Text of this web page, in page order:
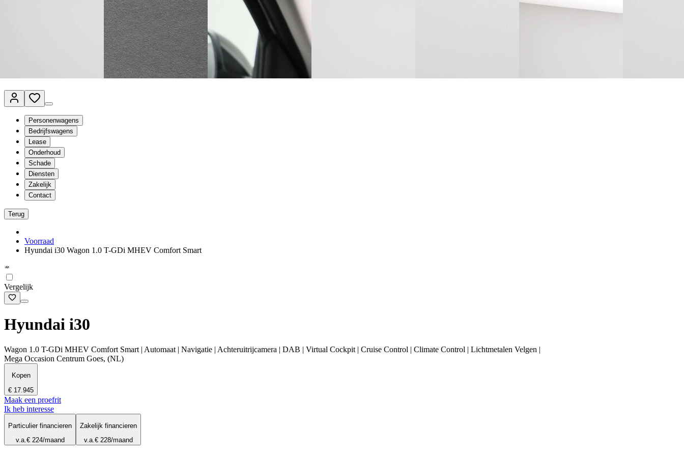
Van Mossel Automotive Group
Personenwagens
Bedrijfswagens
Lease
Onderhoud
Schade
Diensten
Zakelijk
Contact
Terug
Voorraad
Hyundai i30 Wagon 1.0 T-GDi MHEV Comfort Smart
Vergelijk
Hyundai i30
Wagon 1.0 T-GDi MHEV Comfort Smart | Automaat | Navigatie | Achteruitrijcamera | DAB | Virtual Cockpit | Cruise Control | Climate Control | Lichtmetalen Velgen |
Mega Occasion Centrum Goes, (NL)
Kopen
€ 17.945
Maak een proefrit
Ik heb interesse
Particulier financieren
v.a.€ 224/maand
Zakelijk financieren
v.a.€ 228/maand